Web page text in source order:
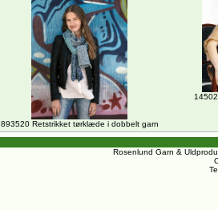
893520 Retstrikket tørklæde i dobbelt garn
Rosenlund Garn &